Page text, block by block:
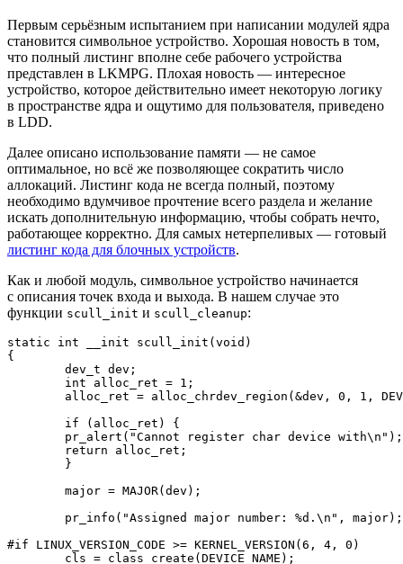
Первым серьёзным испытанием при написании модулей ядра
становится символьное устройство. Хорошая новость в том,
что полный листинг вполне себе рабочего устройства
представлен в LKMPG. Плохая новость — интересное
устройство, которое действительно имеет некоторую логику
в пространстве ядра и ощутимо для пользователя, приведено
в LDD.
Далее описано использование памяти — не самое
оптимальное, но всё же позволяющее сократить число
аллокаций. Листинг кода не всегда полный, поэтому
необходимо вдумчивое прочтение всего раздела и желание
искать дополнительную информацию, чтобы собрать нечто,
работающее корректно. Для самых нетерпеливых — готовый
листинг кода для блочных устройств.
Как и любой модуль, символьное устройство начинается
с описания точек входа и выхода. В нашем случае это
функции scull_init и scull_cleanup:
static int __init scull_init(void)
{
#if LINUX_VERSION_CODE >= KERNEL_VERSION(6, 4, 0)